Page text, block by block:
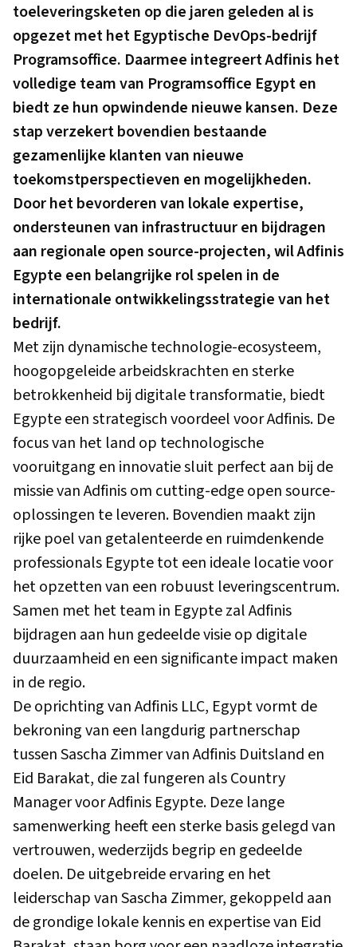
toeleveringsketen op die jaren geleden al is
opgezet met het Egyptische DevOps-bedrijf
Programsoffice. Daarmee integreert Adfinis het
volledige team van Programsoffice Egypt en
biedt ze hun opwindende nieuwe kansen. Deze
stap verzekert bovendien bestaande
gezamenlijke klanten van nieuwe
toekomstperspectieven en mogelijkheden.
Door het bevorderen van lokale expertise,
ondersteunen van infrastructuur en bijdragen
aan regionale open source-projecten, wil Adfinis
Egypte een belangrijke rol spelen in de
internationale ontwikkelingsstrategie van het
bedrijf.
Met zijn dynamische technologie-ecosysteem,
hoogopgeleide arbeidskrachten en sterke
betrokkenheid bij digitale transformatie, biedt
Egypte een strategisch voordeel voor Adfinis. De
focus van het land op technologische
vooruitgang en innovatie sluit perfect aan bij de
missie van Adfinis om cutting-edge open source-
oplossingen te leveren. Bovendien maakt zijn
rijke poel van getalenteerde en ruimdenkende
professionals Egypte tot een ideale locatie voor
het opzetten van een robuust leveringscentrum.
Samen met het team in Egypte zal Adfinis
bijdragen aan hun gedeelde visie op digitale
duurzaamheid en een significante impact maken
in de regio.
De oprichting van Adfinis LLC, Egypt vormt de
bekroning van een langdurig partnerschap
tussen Sascha Zimmer van Adfinis Duitsland en
Eid Barakat, die zal fungeren als Country
Manager voor Adfinis Egypte. Deze lange
samenwerking heeft een sterke basis gelegd van
vertrouwen, wederzijds begrip en gedeelde
doelen. De uitgebreide ervaring en het
leiderschap van Sascha Zimmer, gekoppeld aan
de grondige lokale kennis en expertise van Eid